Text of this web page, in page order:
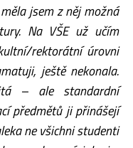
jsem z něj možná
Na VŠE už učím
rektorátní úrovni
ještě nekonala.
– ale standardní
předmětů ji přinášejí
ne všichni studenti